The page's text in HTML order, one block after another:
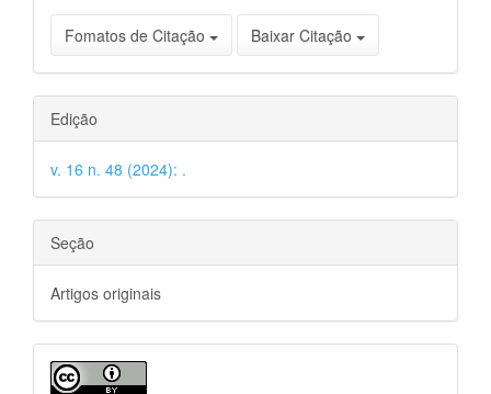
Fomatos de Citação Baixar Citação
Edição
v. 16 n. 48 (2024): .
Seção
Artigos originais